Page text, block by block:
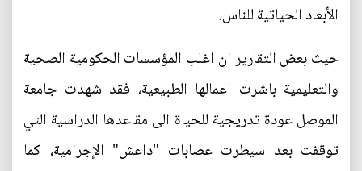
الأبعاد الحياتية للناس.
حيث بعض التقارير ان اغلب المؤسسات الحكومية الصحية
والتعليمية باشرت اعمالها الطبيعية، فقد شهدت جامعة
الموصل عودة تدريجية للحياة الى مقاعدها الدراسية التي
توقفت بعد سيطرت عصابات "داعش" الإجرامية، كما